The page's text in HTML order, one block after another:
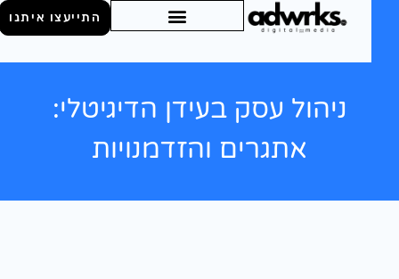
התייעצו איתנו
ניהול עסק בעידן הדיגיטלי:
אתגרים והזדמנויות